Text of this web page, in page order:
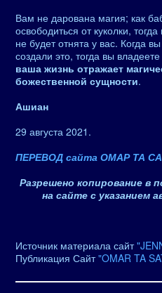
Вам не дарована магия; как
освободиться от куколки,
не будет отнята у вас. Когда
создали это, тогда вы
ваша жизнь отражает
божественной сущности.
Ашиан
29 августа 2021.
ПЕРЕВОД сайта ОМАР ТА
Разрешено копирование в
на сайте с указанием
Источник материала сайт
Публикация Сайт"OMAR TA